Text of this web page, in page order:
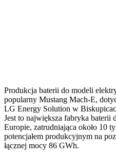
Produkcja baterii do modeli
popularny Mustang Mach-E,
LG Energy Solution w
Jest to największa fabryka
Europie, zatrudniająca około 10
potencjałem produkcyjnym na
łącznej mocy 86 GWh.